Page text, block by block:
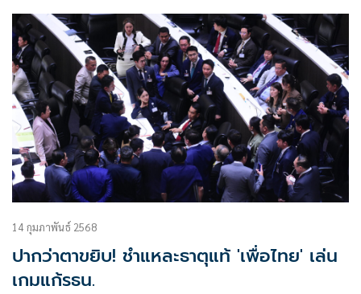
14 กุมภาพันธ์ 2568
ปากว่าตาขยิบ! ชำแหละธาตุแท้ 'เพื่อไทย' เล่น
เกมแก้รธน.